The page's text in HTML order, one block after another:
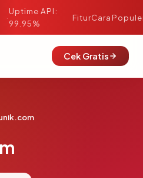
·
Uptime API:
99.95%
FiturCara
Cek Gratis